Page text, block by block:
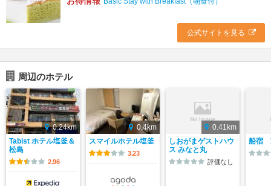
公式サイトを見る
周辺のホテル
0.24km
Tabist ホテル塩釜＆
松島
2.96
0.4km
スマイルホテル塩釜
3.23
0.41km
しおがまゲストハウ
ス みなと丸
評価なし
船宿